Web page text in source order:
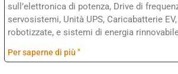
sull’elettronica di potenza, Drive di
servosistemi, Unità UPS, Caricabatterie
robotizzate, e sistemi di energia
Per saperne di più "